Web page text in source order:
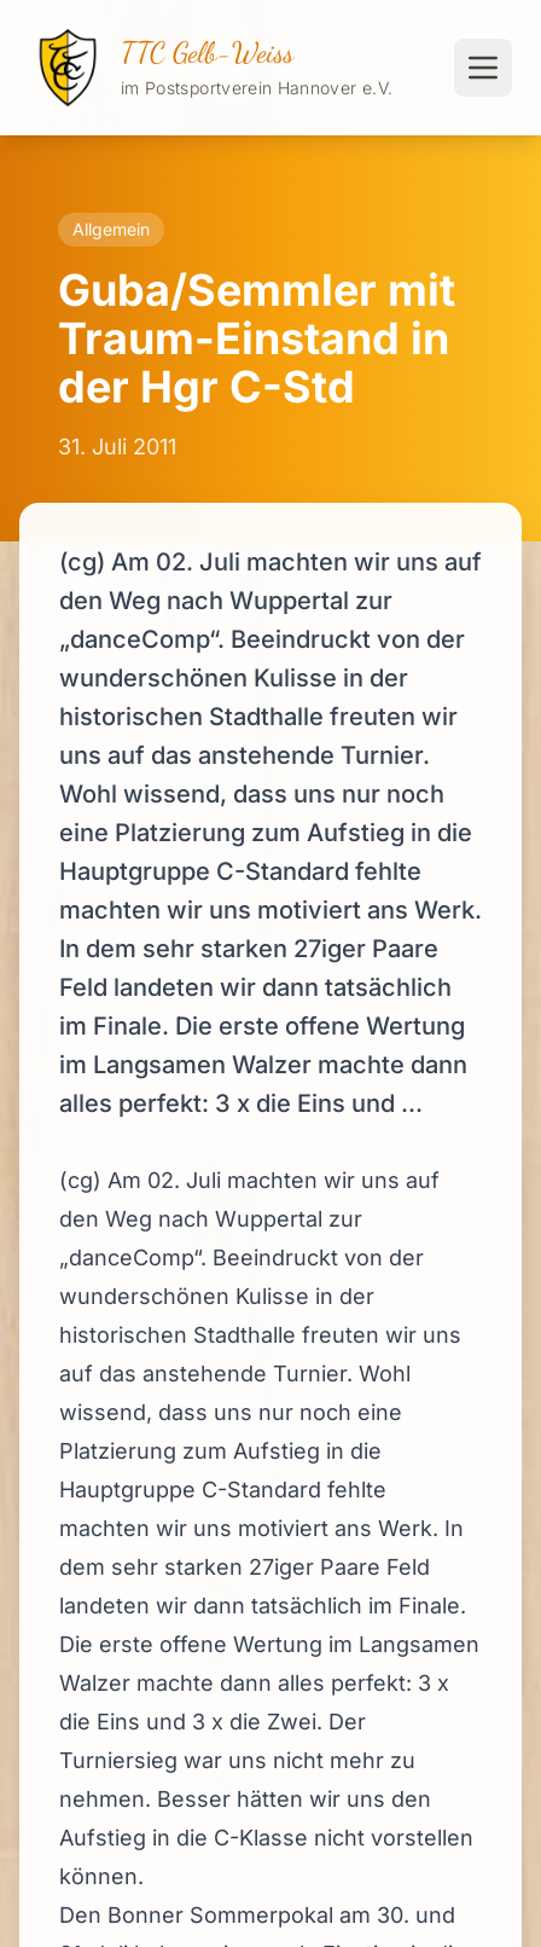
TTC Gelb-Weiss
im Postsportverein Hannover e.V.
Allgemein
Guba/Semmler mit
Traum-Einstand in
der Hgr C-Std
31. Juli 2011
(cg) Am 02. Juli machten wir uns auf
den Weg nach Wuppertal zur
„danceComp“. Beeindruckt von der
wunderschönen Kulisse in der
historischen Stadthalle freuten wir
uns auf das anstehende Turnier.
Wohl wissend, dass uns nur noch
eine Platzierung zum Aufstieg in die
Hauptgruppe C-Standard fehlte
machten wir uns motiviert ans Werk.
In dem sehr starken 27iger Paare
Feld landeten wir dann tatsächlich
im Finale. Die erste offene Wertung
im Langsamen Walzer machte dann
alles perfekt: 3 x die Eins und ...
(cg) Am 02. Juli machten wir uns auf
den Weg nach Wuppertal zur
„danceComp“. Beeindruckt von der
wunderschönen Kulisse in der
historischen Stadthalle freuten wir uns
auf das anstehende Turnier. Wohl
wissend, dass uns nur noch eine
Platzierung zum Aufstieg in die
Hauptgruppe C-Standard fehlte
machten wir uns motiviert ans Werk. In
dem sehr starken 27iger Paare Feld
landeten wir dann tatsächlich im Finale.
Die erste offene Wertung im Langsamen
Walzer machte dann alles perfekt: 3 x
die Eins und 3 x die Zwei. Der
Turniersieg war uns nicht mehr zu
nehmen. Besser hätten wir uns den
Aufstieg in die C-Klasse nicht vorstellen
können.
Den Bonner Sommerpokal am 30. und